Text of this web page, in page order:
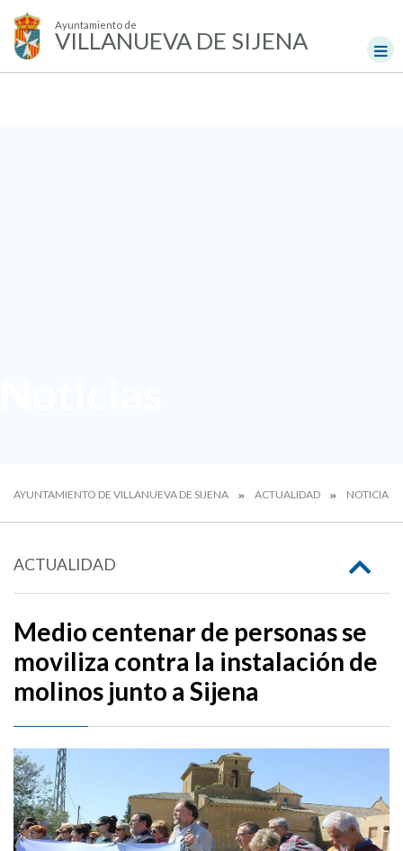
Ayuntamiento de
VILLANUEVA DE SIJENA
AYUNTAMIENTO DE VILLANUEVA DE SIJENA ACTUALIDAD NOTICIAS
ACTUALIDAD
Medio centenar de personas se
moviliza contra la instalación de
molinos junto a Sijena